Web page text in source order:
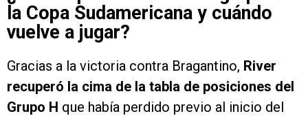
la Copa Sudamericana y cuándo
vuelve a jugar?
Gracias a la victoria contra Bragantino, River
recuperó la cima de la tabla de posiciones del
Grupo H que había perdido previo al inicio del